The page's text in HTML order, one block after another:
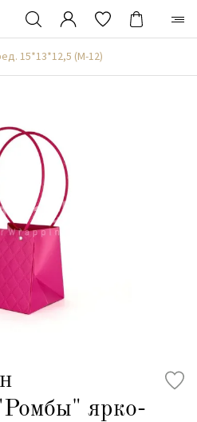
15*13*12,5 (М-12)
ярко-